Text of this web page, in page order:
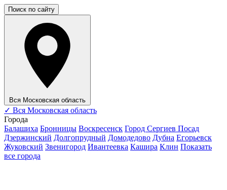
Поиск по сайту
Вся Московская область
✓ Вся Московская область
Города
Балашиха Бронницы Воскресенск Город Сергиев Посад
Дзержинский Долгопрудный Домодедово Дубна Егорьевск
Жуковский Звенигород Ивантеевка Кашира Клин Показать
все города